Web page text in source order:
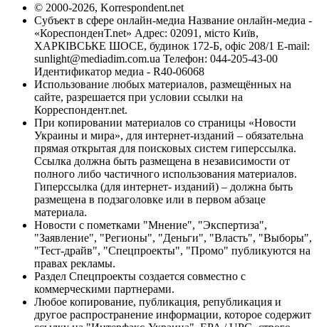
© 2000-2026, Korrespondent.net
Субъект в сфере онлайн-медиа Название онлайн-медиа -
«КореспонденТ.net» Адрес: 02091, місто Київ,
ХАРКІВСЬКЕ ШОСЕ, будинок 172-Б, офіс 208/1 E-mail:
sunlight@mediadim.com.ua Телефон: 044-205-43-00
Идентификатор медиа - R40-06068
Использование любых материалов, размещённых на
сайте, разрешается при условии ссылки на
Корреспондент.net.
При копировании материалов со страницы «Новости
Украины и мира», для интернет-изданий – обязательна
прямая открытая для поисковых систем гиперссылка.
Ссылка должна быть размещена в независимости от
полного либо частичного использования материалов.
Гиперссылка (для интернет- изданий) – должна быть
размещена в подзаголовке или в первом абзаце
материала.
Новости с пометками "Мнение", "Экспертиза",
"Заявление", "Регионы", "Деньги", "Власть", "Выборы",
"Тест-драйв", "Спецпроекты", "Промо" публикуются на
правах рекламы.
Раздел Спецпроекты создается совместно с
коммерческими партнерами.
Любое копирование, публикация, републикация и
другое распространение информации, которое содержит